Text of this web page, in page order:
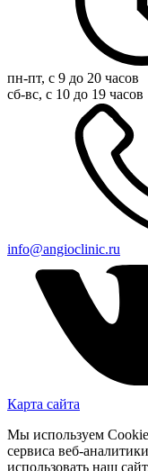
пн-пт, с 9 до 20 часов
сб-вс, с 10 до 19 часов
info@angioclinic.ru
Карта сайта
Мы используем
сервиса веб-
использовать наш